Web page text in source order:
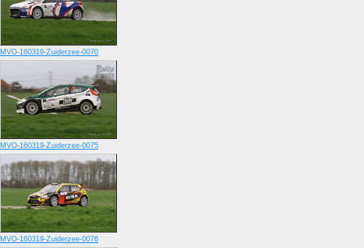
MVO-160319-Zuiderzee-0070
MVO-160319-Zuiderzee-0075
MVO-160319-Zuiderzee-0076